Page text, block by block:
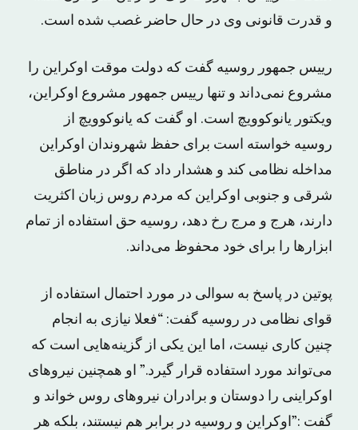
و قدرت قانونی وی در حال حاضر غصب شده است.
رییس جمهور روسیه گفت که دولت موقت اوکراین را
مشروع نمی‌داند و تنها رییس جمهور مشروع اوکراین،
ویکتور یانوکوویچ است. او گفت که یانوکوویچ از
روسیه خواسته است برای حفظ شهروندان اوکراین
مداخله نظامی کند و هشدار داد که اگر در مناطق
شرقی و جنوبی اوکراین که مردم روس زبان اکثریت
دارند، هرج و مرج رخ دهد، روسیه حق استفاده از تمام
ابزارها را برای خود محفوظ می‌داند.
پوتین در پاسخ به سوالی در مورد احتمال استفاده از
قوای نظامی در روسیه گفت: “فعلا نیازی به انجام
چنین کاری نیست، اما این یکی از گزینه‌هایی است که
می‌تواند مورد استفاده قرار گیرد.” او همچنین نیروهای
اوکراینی را دوستان و برادران نیروهای روس خواند و
گفت :”اوکراین و روسیه در برابر هم نیستند، بلکه هر